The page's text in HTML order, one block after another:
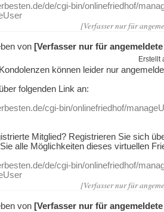
de/cgi-bin/onlinefriedhof/
[Verfasser nur für
von [Verfasser nur für
Erstellt
können leider nur
folgenden Link an:
cgi-bin/onlinefriedhof/
Mitglied? Registrieren Sie sich
alle Möglichkeiten dieses virtuellen
de/cgi-bin/onlinefriedhof/
[Verfasser nur für
von [Verfasser nur für